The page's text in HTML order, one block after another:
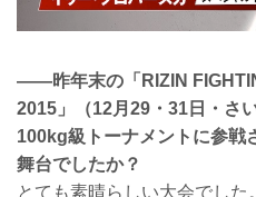
――昨年末の「RIZIN
2015」（12月29・31日・さ
100kg級トーナメントに参戦
舞台でしたか？
とても素晴らしい大会でし